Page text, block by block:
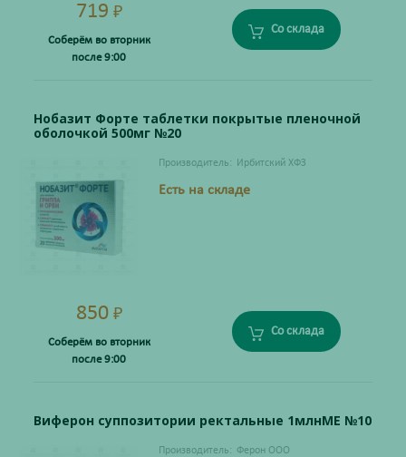
719 ₽
Соберём во вторник
после 9:00
Со склада
Нобазит Форте таблетки покрытые пленочной
оболочкой 500мг №20
Производитель: Ирбитский ХФЗ
Есть на складе
850 ₽
Соберём во вторник
после 9:00
Со склада
Виферон суппозитории ректальные 1млнМЕ №10
Производитель: Ферон ООО